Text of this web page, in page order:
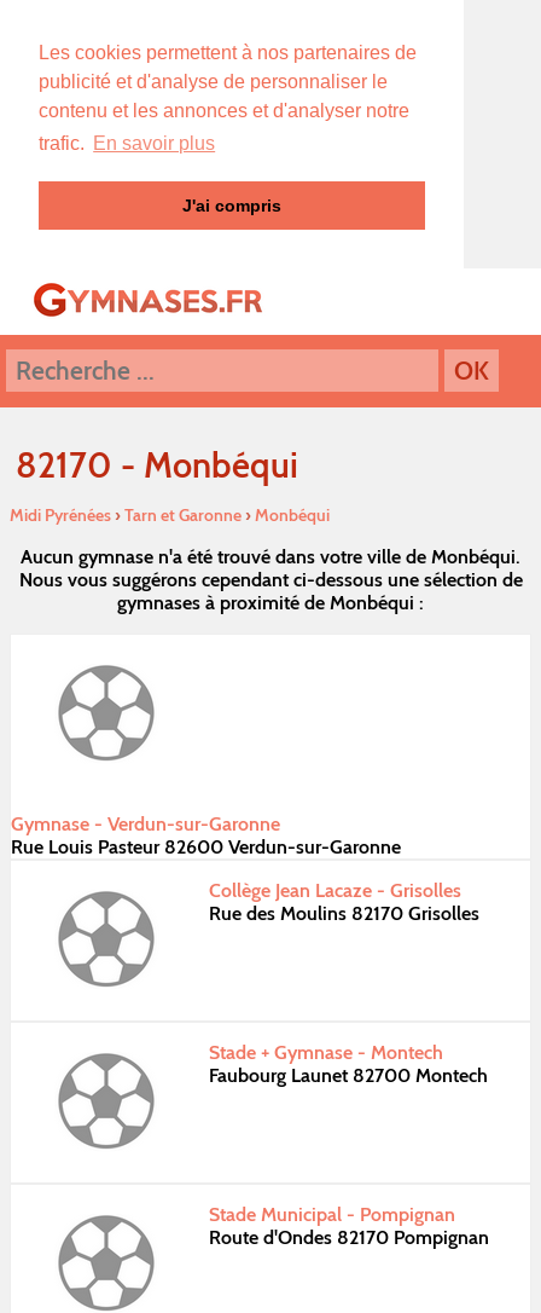
Les cookies permettent à nos partenaires de
publicité et d'analyse de personnaliser le
contenu et les annonces et d'analyser notre
trafic. En savoir plus
J'ai compris
82170 - Monbéqui
Midi Pyrénées›Tarn et Garonne›Monbéqui
Aucun gymnase n'a été trouvé dans votre ville de Monbéqui.
Nous vous suggérons cependant ci-dessous une sélection de
gymnases à proximité de Monbéqui :
Gymnase - Verdun-sur-Garonne
Rue Louis Pasteur 82600 Verdun-sur-Garonne
Collège Jean Lacaze - Grisolles
Rue des Moulins 82170 Grisolles
Stade + Gymnase - Montech
Faubourg Launet 82700 Montech
Stade Municipal - Pompignan
Route d'Ondes 82170 Pompignan